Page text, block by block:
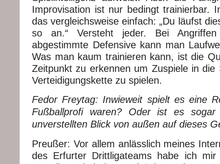
Improvisation ist nur bedingt trainierbar.
das vergleichsweise einfach: „Du läufst
so an.“ Versteht jeder. Bei
abgestimmte Defensive kann man
Was man kaum trainieren kann, ist die
Zeitpunkt zu erkennen um Zuspiele in die
Verteidigungskette zu spielen.
Fedor Freytag: Inwieweit spielt es eine
Fußballprofi waren? Oder ist es
unverstellten Blick von außen auf dieses
Preußer: Vor allem anlässlich meines
des Erfurter Drittligateams habe ich